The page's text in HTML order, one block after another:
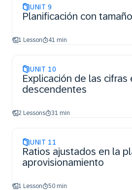
UNIT 9
Planificación con
1 Lesson 41 min
UNIT 10
Explicación de las cifras
descendentes
2 Lessons 31 min
UNIT 11
Ratios ajustados en la
aprovisionamiento
1 Lesson 50 min